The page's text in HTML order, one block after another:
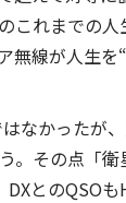
これまでの人
無線が人生を
なかったが
。その点「衛
とのQSOも